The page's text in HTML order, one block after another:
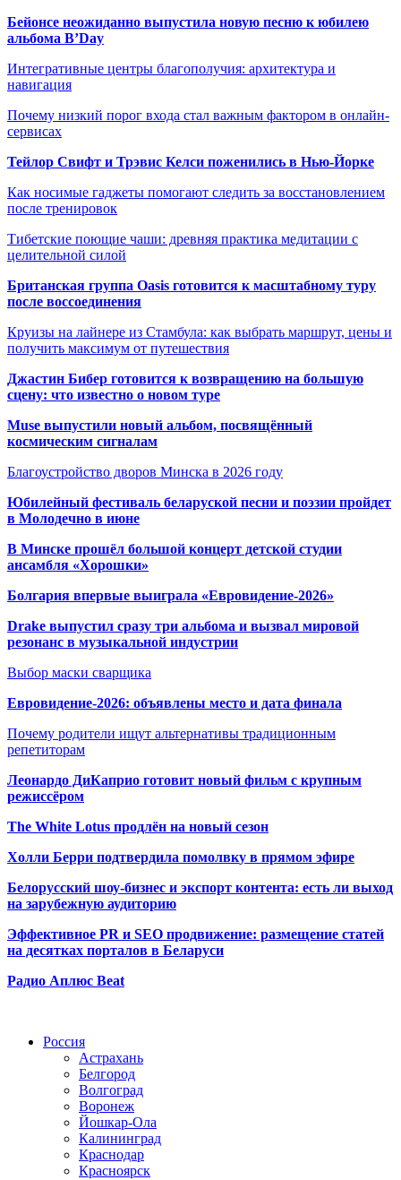
Бейонсе неожиданно выпустила новую песню к юбилею
альбома B’Day
Интегративные центры благополучия: архитектура и
навигация
Почему низкий порог входа стал важным фактором в онлайн-
сервисах
Тейлор Свифт и Трэвис Келси поженились в Нью-Йорке
Как носимые гаджеты помогают следить за восстановлением
после тренировок
Тибетские поющие чаши: древняя практика медитации с
целительной силой
Британская группа Oasis готовится к масштабному туру
после воссоединения
Круизы на лайнере из Стамбула: как выбрать маршрут, цены и
получить максимум от путешествия
Джастин Бибер готовится к возвращению на большую
сцену: что известно о новом туре
Muse выпустили новый альбом, посвящённый
космическим сигналам
Благоустройство дворов Минска в 2026 году
Юбилейный фестиваль беларуской песни и поэзии пройдет
в Молодечно в июне
В Минске прошёл большой концерт детской студии
ансамбля «Хорошки»
Болгария впервые выиграла «Евровидение-2026»
Drake выпустил сразу три альбома и вызвал мировой
резонанс в музыкальной индустрии
Выбор маски сварщика
Евровидение-2026: объявлены место и дата финала
Почему родители ищут альтернативы традиционным
репетиторам
Леонардо ДиКаприо готовит новый фильм с крупным
режиссёром
The White Lotus продлён на новый сезон
Холли Берри подтвердила помолвку в прямом эфире
Белорусский шоу-бизнес и экспорт контента: есть ли выход
на зарубежную аудиторию
Эффективное PR и SEO продвижение: размещение статей
на десятках порталов в Беларуси
Радио Аплюс Beat
Россия
Астрахань
Белгород
Волгоград
Воронеж
Йошкар-Ола
Калининград
Краснодар
Красноярск